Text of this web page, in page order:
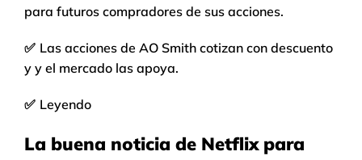
para futuros compradores de sus acciones.
✅ Las acciones de AO Smith cotizan con descuento
y y el mercado las apoya.
✅ Leyendo
La buena noticia de Netflix para